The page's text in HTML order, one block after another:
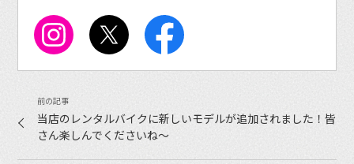
当店のレンタルバイクに新しいモデルが追加されました！皆
さん楽しんでくださいね〜